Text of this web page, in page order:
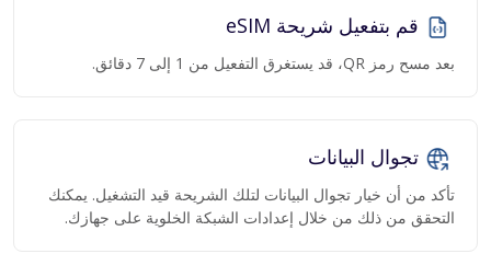
قم بتفعيل شريحة eSIM
بعد مسح رمز QR، قد يستغرق التفعيل من 1 إلى 7 دقائق.
تجوال البيانات
تأكد من أن خيار تجوال البيانات لتلك الشريحة قيد التشغيل. يمكنك
التحقق من ذلك من خلال إعدادات الشبكة الخلوية على جهازك.